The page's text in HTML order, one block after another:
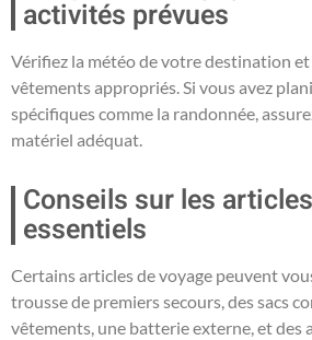
activités prévues
Vérifiez la météo de votre destination
vêtements appropriés. Si vous avez
spécifiques comme la randonnée,
matériel adéquat.
Conseils sur les
essentiels
Certains articles de voyage peuvent
trousse de premiers secours, des sacs
vêtements, une batterie externe, et des